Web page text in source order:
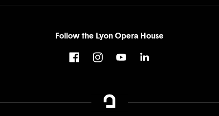
Follow the Lyon Opera House